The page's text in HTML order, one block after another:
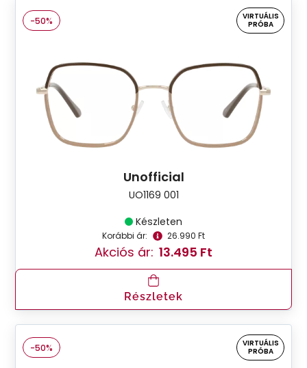
-50%
VIRTUÁLIS
PRÓBA
Unofficial
UO1169 001
Készleten
Korábbi ár: 26.990 Ft
Akciós ár: 13.495 Ft
Részletek
-50%
VIRTUÁLIS
PRÓBA